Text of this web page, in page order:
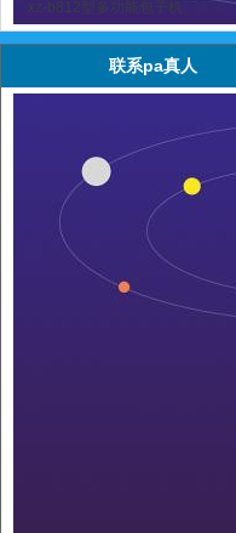
xz-b812型多功能包子机
联系pa真人